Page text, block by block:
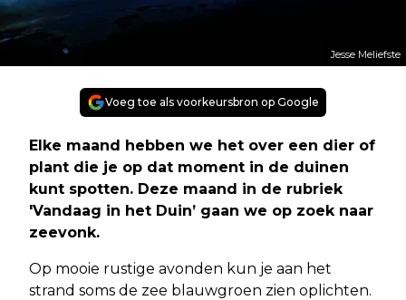
Jesse Meliefste
Voeg toe als voorkeursbron op Google
Elke maand hebben we het over een dier of
plant die je op dat moment in de duinen
kunt spotten. Deze maand in de rubriek
'Vandaag in het Duin’ gaan we op zoek naar
zeevonk.
Op mooie rustige avonden kun je aan het
strand soms de zee blauwgroen zien oplichten.